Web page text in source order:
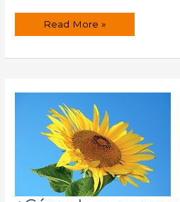
Preparado
secas.
Read More »